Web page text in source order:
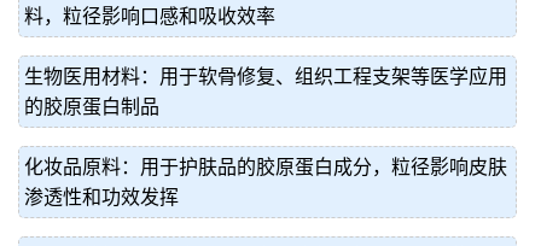
料，粒径影响口感和吸收效率
生物医用材料：用于软骨修复、组织工程支架等医学应用
的胶原蛋白制品
化妆品原料：用于护肤品的胶原蛋白成分，粒径影响皮肤
渗透性和功效发挥